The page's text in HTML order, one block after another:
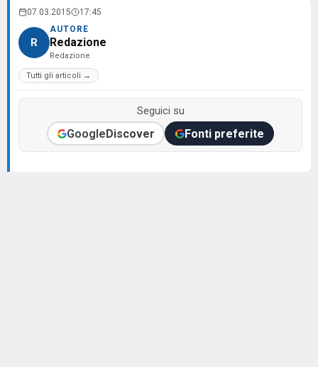
07.03.2015 17:45
R
AUTORE
Redazione
Redazione
Tutti gli articoli →
Seguici su
GoogleDiscover Fonti preferite